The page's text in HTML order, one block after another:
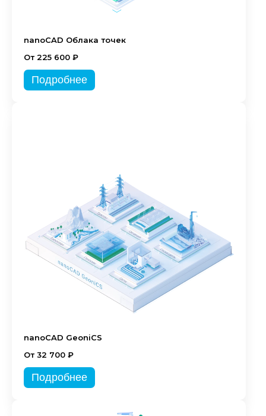
nanoCAD Облака точек
От 225 600 ₽
Подробнее
nanoCAD GeoniCS
От 32 700 ₽
Подробнее